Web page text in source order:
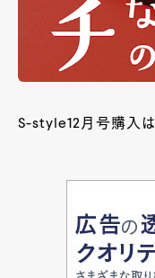
S-style12月号購入は